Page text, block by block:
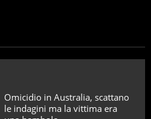
Omicidio in Australia, scattano
le indagini ma la vittima era